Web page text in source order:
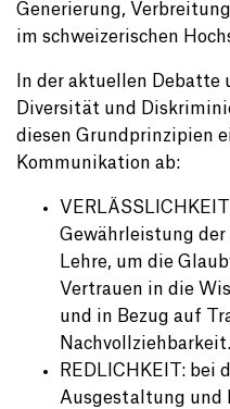
Generierung,
im schweizerischen
In der aktuellen
Diversität und
diesen Grundprinzipien
Kommunikation ab:
Gewährleistung der
Lehre, um die
Vertrauen in die
und in Bezug auf
Nachvollziehbarkeit.
REDLICHKEIT: bei
Ausgestaltung und